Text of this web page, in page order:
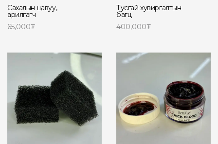
Сахалын цавуу,
арилгагч
65,000₮
Тусгай хувиргалтын
багц
400,000₮